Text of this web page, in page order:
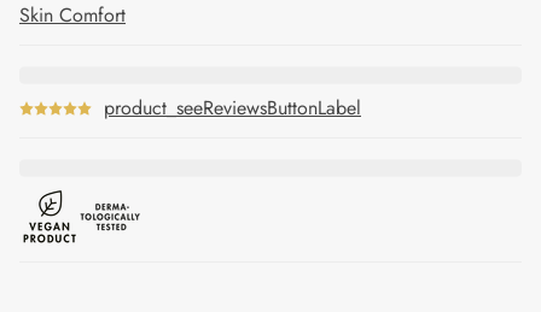
Skin Comfort
product_seeReviewsButtonLabel